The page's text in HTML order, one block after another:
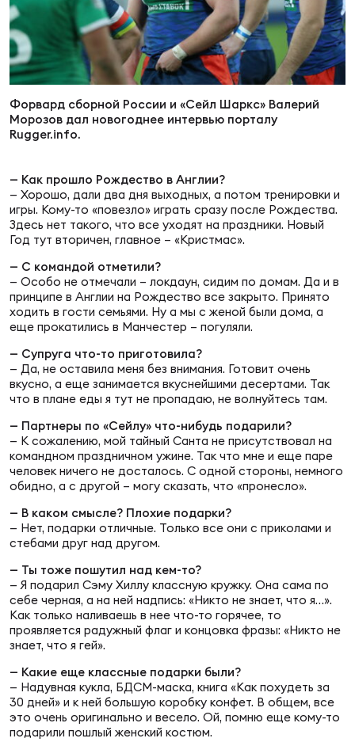
Регионы
Сборные
Антидопинг
Магазин
Форвард сборной России и «Сейл Шаркс» Валерий
Морозов дал новогоднее интервью порталу
Rugger.info.
— Как прошло Рождество в Англии?
— Хорошо, дали два дня выходных, а потом тренировки и
игры. Кому-то «повезло» играть сразу после Рождества.
Здесь нет такого, что все уходят на праздники. Новый
Год тут вторичен, главное – «Кристмас».
— С командой отметили?
— Особо не отмечали – локдаун, сидим по домам. Да и в
принципе в Англии на Рождество все закрыто. Принято
ходить в гости семьями. Ну а мы с женой были дома, а
еще прокатились в Манчестер – погуляли.
— Супруга что-то приготовила?
— Да, не оставила меня без внимания. Готовит очень
вкусно, а еще занимается вкуснейшими десертами. Так
что в плане еды я тут не пропадаю, не волнуйтесь там.
— Партнеры по «Сейлу» что-нибудь подарили?
— К сожалению, мой тайный Санта не присутствовал на
командном праздничном ужине. Так что мне и еще паре
человек ничего не досталось. С одной стороны, немного
обидно, а с другой – могу сказать, что «пронесло».
— В каком смысле? Плохие подарки?
— Нет, подарки отличные. Только все они с приколами и
стебами друг над другом.
— Ты тоже пошутил над кем-то?
— Я подарил Сэму Хиллу классную кружку. Она сама по
себе черная, а на ней надпись: «Никто не знает, что я…».
Как только наливаешь в нее что-то горячее, то
проявляется радужный флаг и концовка фразы: «Никто не
знает, что я гей».
— Какие еще классные подарки были?
— Надувная кукла, БДСМ-маска, книга «Как похудеть за
30 дней» и к ней большую коробку конфет. В общем, все
это очень оригинально и весело. Ой, помню еще кому-то
подарили пошлый женский костюм.
ОТПРАВИТЬ